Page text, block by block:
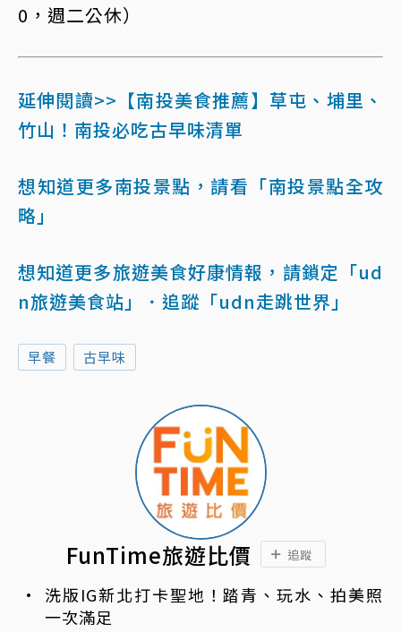
0，週二公休）
延伸閱讀>>【南投美食推薦】草屯、埔里、
竹山！南投必吃古早味清單
想知道更多南投景點，請看「南投景點全攻
略」
想知道更多旅遊美食好康情報，請鎖定「ud
n旅遊美食站」
．追蹤「udn走跳世界」
早餐 古早味
FunTime旅遊比價 追蹤
洗版IG新北打卡聖地！踏青、玩水、拍美照
一次滿足